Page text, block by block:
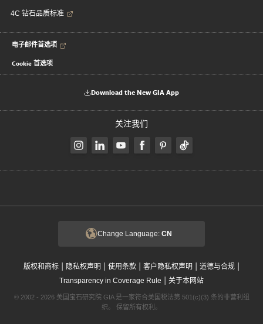
4C 钻石品质标准
电子邮件首选项
Cookie 首选项
Download the New GIA App
关注我们
Change Language: CN
版权和商标 | 隐私权声明 | 使用条款 | 客户隐私权声明 | 道德与合规 |
Transparency in Coverage Rule | 关于本网站
© 2002 - 2026 美国宝石研究院 GIA 是一家符合美国税法第 501(c)(3) 条的非营利组
织。 保留所有权利。